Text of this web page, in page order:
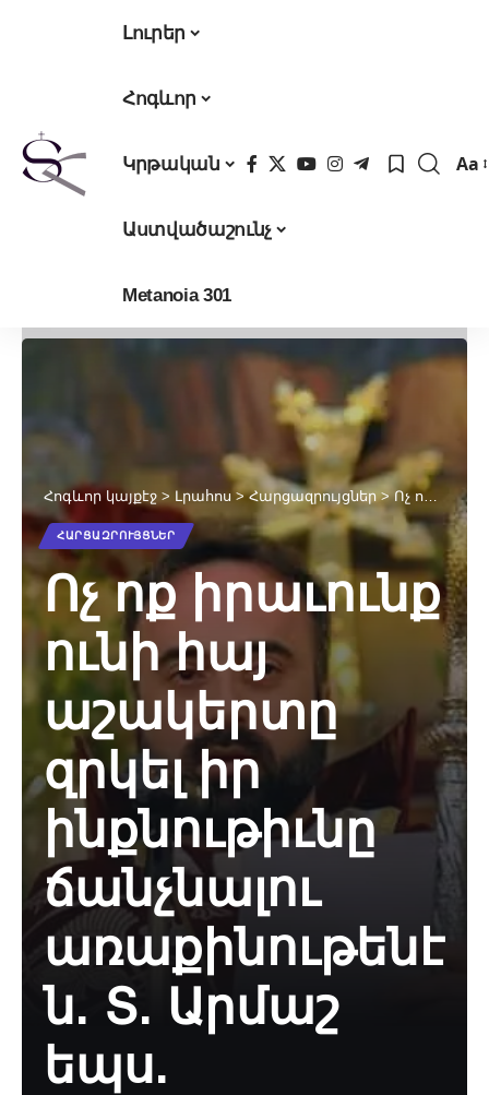
Լուրեր
Հոգևոր
Կրթական
Աստվածաշունչ
Metanoia 301
Aa
Հոգևոր կայքէջ > Լրահոս >Հարցազրույցներ >Ոչ ոք իրաւունք ունի հայ աշակերտը զրկել իր ինքնութիւնը ճանչնալու առաքինութենէն. Տ. Արմաշ եպս. Նալպանտեան
ՀԱՐՑԱԶՐՈՒՅՑՆԵՐ
Ոչ ոք իրաւունք
ունի հայ
աշակերտը
զրկել իր
ինքնութիւնը
ճանչնալու
առաքինութենէ
ն. Տ. Արմաշ
եպս.